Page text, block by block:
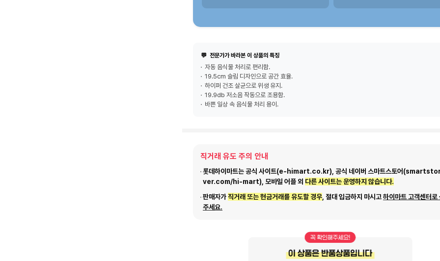
💬 전문가가 바라본 이 상품의 특징
자동 음식물 처리로 편리함.
19.5cm 슬림 디자인으로 공간 효율.
하이퍼 건조 살균으로 위생 유지.
19.9db 저소음 작동으로 조용함.
바쁜 일상 속 음식물 처리 용이.
직거래 유도 주의 안내
롯데하이마트는 공식 사이트(e-himart.co.kr), 공식 네이버 스마트스토어
ver.com/hi-mart), 모바일 어플 외 다른 사이트는 운영하지 않습니다.
판매자가직거래 또는 현금거래를 유도할 경우 , 절대 입금하지 마시고하이마트 고객센터로
주세요.